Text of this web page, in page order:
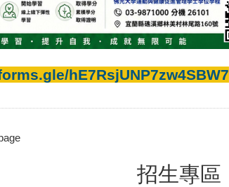
hE7RsjUNP7zw4SBW7
招生專區